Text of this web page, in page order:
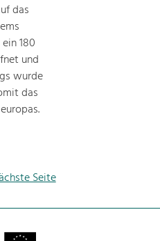
das
180
und
wurde
das
Seite